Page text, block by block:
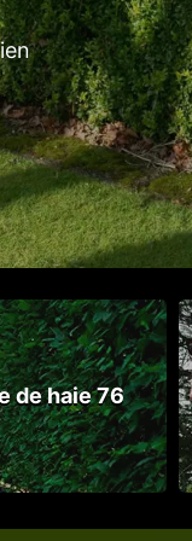
de haie 76